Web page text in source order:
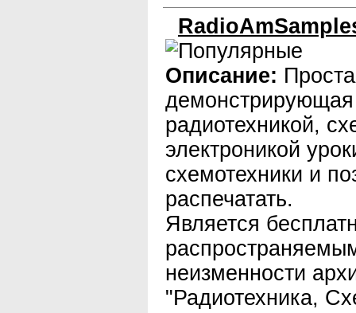
Описание:
радиотехникой,
электроникой
схемотехники и
распечатать.
Является
неизменности
"Радиотехника,